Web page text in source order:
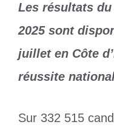
Les résultats
2025 sont
juillet en Côte
réussite
Sur 332 515